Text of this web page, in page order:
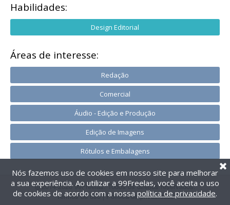
Habilidades:
Design Editorial
Áreas de interesse:
Redação
Comercial
Áudio - Edição e Produção
Edição de Imagens
Rótulos e Embalagens
@2014-2026 99Freelas. Todos os direitos reservados.
Termos de uso| Política de privacidade
Nós fazemos uso de cookies em nosso site para melhorar
a sua experiência. Ao utilizar a 99Freelas, você aceita o uso
de cookies de acordo com a nossa política de privacidade.